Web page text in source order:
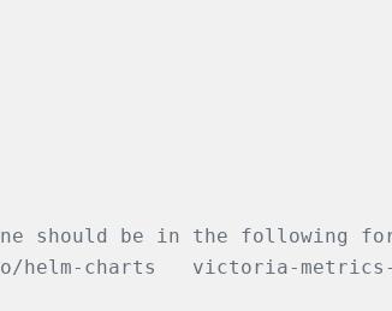
should be in the following
helm-charts   victoria-